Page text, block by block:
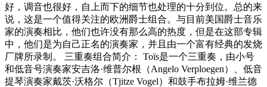
好，调音也很好，自上而下的细节也处理的十分到位。总的来
说，这是一个值得关注的欧洲爵士组合。与目前美国爵士音乐
家的演奏相比，他们也许没有那么高的热度，但是在这部专辑
中，他们是为自己正名的演奏家，并且由一个富有经典的发烧
厂牌所录制。 三重奏组合简介： Toïs是一个三重奏，由小号
和低音号演奏家安吉洛·维普尔根（Angelo Verploegen）、低音
提琴演奏家戴茨·沃格尔（Tjitze Vogel）和鼓手布拉姆·维兰德